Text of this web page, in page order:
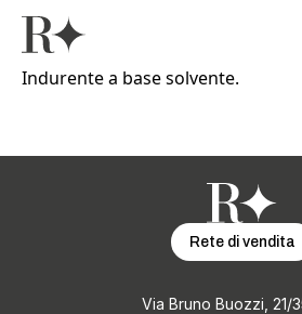
Indurente a base solvente.
Rete di vendita
Via Bruno Buozzi, 21/